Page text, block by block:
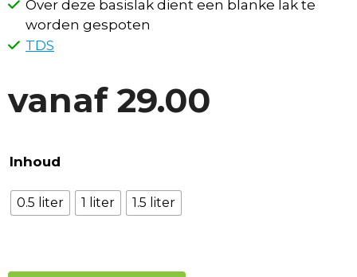
Over deze basislak dient een blanke lak te
worden gespoten
TDS
vanaf29.00
Inhoud
0.5 liter 1 liter 1.5 liter